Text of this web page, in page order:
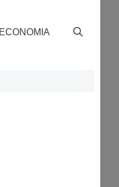
ECONOMIA